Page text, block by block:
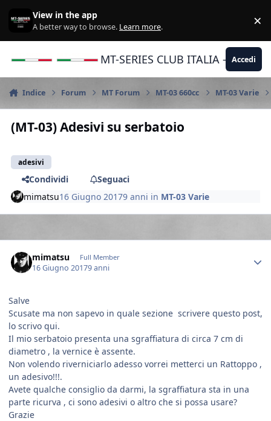
View in the app
A better way to browse. Learn more. ×
MT-SERIES CLUB ITALIA -Accedi
Indice Forum MT Forum MT-03 660cc MT-03 Varie
(MT-03) Adesivi su serbatoio
adesivi
Condividi
Seguaci
mimatsu16 Giugno 20179 anni in MT-03 Varie
mimatsu Full Member
16 Giugno 20179 anni
Salve
Scusate ma non sapevo in quale sezione scrivere questo post,
lo scrivo qui.
Il mio serbatoio presenta una sgraffiatura di circa 7 cm di
diametro , la vernice è assente.
Non volendo riverniciarlo adesso vorrei metterci un Rattoppo ,
un adesivo!!!.
Avete qualche consiglio da darmi, la sgraffiatura sta in una
parte ricurva , ci sono adesivi o altro che si possa usare?
Grazie